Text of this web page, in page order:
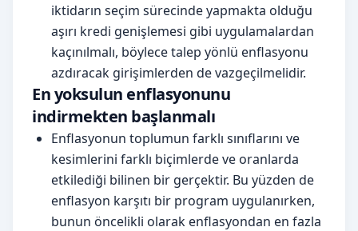
iktidarın seçim sürecinde yapmakta olduğu
aşırı kredi genişlemesi gibi uygulamalardan
kaçınılmalı, böylece talep yönlü enflasyonu
azdıracak girişimlerden de vazgeçilmelidir.
En yoksulun enflasyonunu
indirmekten başlanmalı
Enflasyonun toplumun farklı sınıflarını ve
kesimlerini farklı biçimlerde ve oranlarda
etkilediği bilinen bir gerçektir. Bu yüzden de
enflasyon karşıtı bir program uygulanırken,
bunun öncelikli olarak enflasyondan en fazla